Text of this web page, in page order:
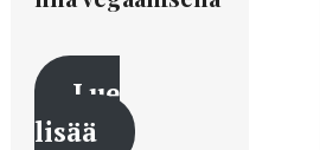
Lue
lisää